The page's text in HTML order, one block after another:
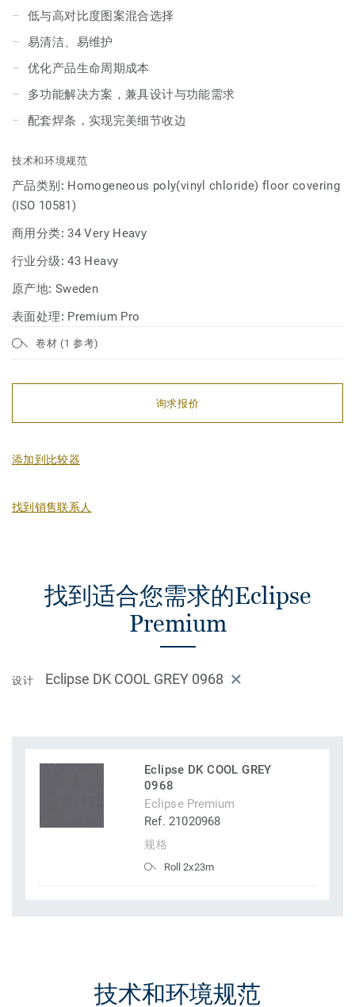
低与高对比度图案混合选择
易清洁、易维护
优化产品生命周期成本
多功能解决方案，兼具设计与功能需求
配套焊条，实现完美细节收边
技术和环境规范
产品类别: Homogeneous poly(vinyl chloride) floor covering
(ISO 10581)
商用分类:34 Very Heavy
行业分级:43 Heavy
原产地: Sweden
表面处理: Premium Pro
卷材 (1 参考)
询求报价
添加到比较器
找到销售联系人
找到适合您需求的Eclipse
Premium
设计 Eclipse DK COOL GREY 0968
Eclipse DK COOL GREY
0968
Eclipse Premium
Ref. 21020968
规格
Roll 2x23m
技术和环境规范